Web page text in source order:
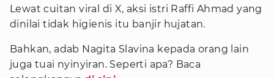
Lewat cuitan viral di X, aksi istri Raffi Ahmad yang
dinilai tidak higienis itu banjir hujatan.
Bahkan, adab Nagita Slavina kepada orang lain
juga tuai nyinyiran. Seperti apa? Baca